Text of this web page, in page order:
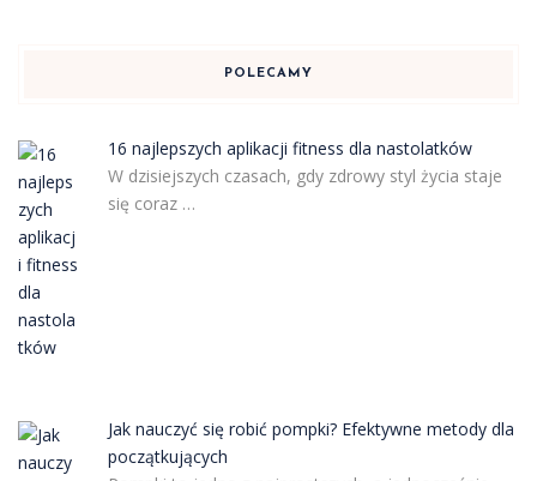
POLECAMY
16 najlepszych aplikacji fitness dla nastolatków
W dzisiejszych czasach, gdy zdrowy styl życia staje
się coraz …
Jak nauczyć się robić pompki? Efektywne metody dla
początkujących